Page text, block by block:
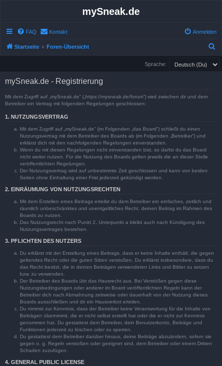
mySneak.de
FAQ Kontakt Anmelden
Startseite Foren-Übersicht
Sprache:
mySneak.de - Registrierung
Mit dem Zugriff auf „mySneak.de“ („https://mysneak.de/forum“) wird zwischen dir und dem
Betreiber ein Vertrag mit folgenden Regelungen geschlossen:
1. NUTZUNGSVERTRAG
Mit dem Zugriff auf „mySneak.de“ (im Folgenden „das Board“) schließt du einen
Nutzungsvertrag mit dem Betreiber des Boards ab (im Folgenden „Betreiber“) und
erklärst dich mit den nachfolgenden Regelungen einverstanden.
Wenn du mit diesen Regelungen nicht einverstanden bist, so darfst du das Board
nicht weiter nutzen. Für die Nutzung des Boards gelten jeweils die an dieser Stelle
veröffentlichten Regelungen.
Der Nutzungsvertrag wird auf unbestimmte Zeit geschlossen und kann von beiden
Seiten ohne Einhaltung einer Frist jederzeit gekündigt werden.
2. EINRÄUMUNG VON NUTZUNGSRECHTEN
Mit dem Erstellen eines Beitrags erteilst du dem Betreiber ein einfaches, zeitlich und
räumlich unbeschränktes und unentgeltliches Recht, deinen Beitrag im Rahmen des
Boards zu nutzen.
Das Nutzungsrecht nach Punkt 2, Unterpunkt a bleibt auch nach Kündigung des
Nutzungsvertrages bestehen.
3. PFLICHTEN DES NUTZERS
Du erklärst mit der Erstellung eines Beitrags, dass er keine Inhalte enthält, die gegen
geltendes Recht oder die guten Sitten verstoßen. Du erklärst insbesondere, dass du
das Recht besitzt, die in deinen Beiträgen verwendeten Links und Bilder zu setzen
bzw. zu verwenden.
Der Betreiber des Boards übt das Hausrecht aus. Bei Verstößen gegen diese
Nutzungsbedingungen oder anderer im Board veröffentlichten Regeln kann der
Betreiber dich nach Abmahnung zeitweise oder dauerhaft von der Nutzung dieses
Boards ausschließen und dir ein Hausverbot erteilen.
Du nimmst zur Kenntnis, dass der Betreiber keine Verantwortung für die Inhalte von
Beiträgen übernimmt, die er nicht selbst erstellt hat oder die er nicht zur Kenntnis
genommen hat. Du gestattest dem Betreiber, dein Benutzerkonto, Beiträge und
Funktionen jederzeit zu löschen oder zu sperren.
Du gestattest dem Betreiber darüber hinaus, deine Beiträge abzuändern, sofern sie
gegen o. g. Regeln verstoßen oder geeignet sind, dem Betreiber oder einem Dritten
Schaden zuzufügen.
4. GENERAL PUBLIC LICENSE